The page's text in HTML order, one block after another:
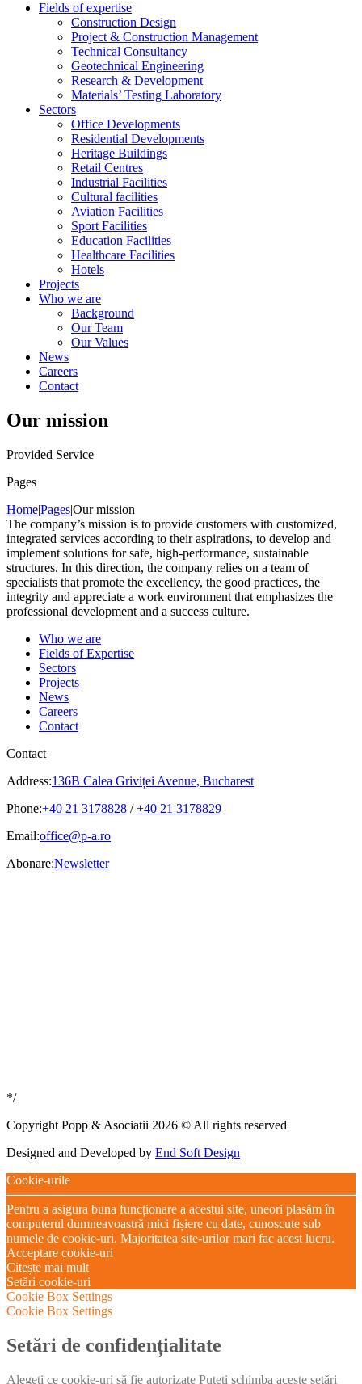
Fields of expertise
Construction Design
Project & Construction Management
Technical Consultancy
Geotechnical Engineering
Research & Development
Materials’ Testing Laboratory
Sectors
Office Developments
Residential Developments
Heritage Buildings
Retail Centres
Industrial Facilities
Cultural facilities
Aviation Facilities
Sport Facilities
Education Facilities
Healthcare Facilities
Hotels
Projects
Who we are
Background
Our Team
Our Values
News
Careers
Contact
Our mission
Provided Service
Pages
Home|Pages|Our mission
The company’s mission is to provide customers with customized,
integrated services according to their aspirations, to develop and
implement solutions for safe, high-performance, sustainable
structures. In this direction, the company relies on a team of
specialists that promote the excellency, the good practices, the
integrity and appreciate a work environment that emphasizes the
professional development and a success culture.
Who we are
Fields of Expertise
Sectors
Projects
News
Careers
Contact
Contact
Address:136B Calea Griviței Avenue, Bucharest
Phone:+40 21 3178828 /+40 21 3178829
Email:office@p-a.ro
Abonare:Newsletter
*/
Copyright Popp & Asociatii 2026 © All rights reserved
Designed and Developed by End Soft Design
Cookie-urile
Pentru a asigura buna funcționare a acestui site, uneori plasăm în
computerul dumneavoastră mici fișiere cu date, cunoscute sub
numele de cookie-uri. Majoritatea site-urilor mari fac acest lucru.
Acceptare cookie-uri
Citește mai mult
Setări cookie-uri
Cookie Box Settings
Cookie Box Settings
Setări de confidențialitate
Alegeți ce cookie-uri să fie autorizate Puteți schimba aceste setări